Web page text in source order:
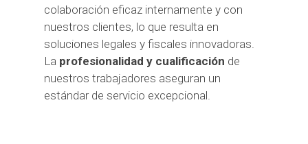
colaboración eficaz internamente y con
nuestros clientes, lo que resulta en
soluciones legales y fiscales innovadoras.
La profesionalidad y cualificación de
nuestros trabajadores aseguran un
estándar de servicio excepcional.